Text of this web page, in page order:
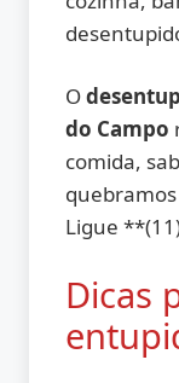
O
do Campo
comida,
Ligue
Dicas